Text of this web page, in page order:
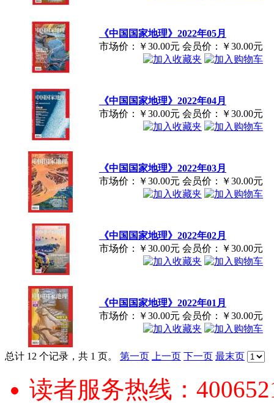
《中国国家地理》2022年05月
市场价：
￥30.00元 会员价： ￥30.00元
《中国国家地理》2022年04月
市场价：
￥30.00元 会员价： ￥30.00元
《中国国家地理》2022年03月
市场价：
￥30.00元 会员价： ￥30.00元
《中国国家地理》2022年02月
市场价：
￥30.00元 会员价： ￥30.00元
《中国国家地理》2022年01月
市场价：
￥30.00元 会员价： ￥30.00元
总计 12 个记录，共 1 页。 第一页 上一页 下一页 最末页
读者服务热线：